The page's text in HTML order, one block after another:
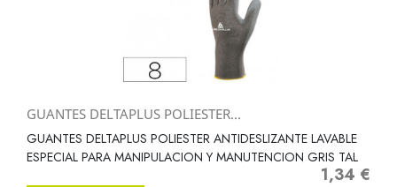
GUANTES DELTAPLUS POLIESTER...
GUANTES DELTAPLUS POLIESTER ANTIDESLIZANTE LAVABLE
ESPECIAL PARA MANIPULACION Y MANUTENCION GRIS TAL
Precio
1,34 €